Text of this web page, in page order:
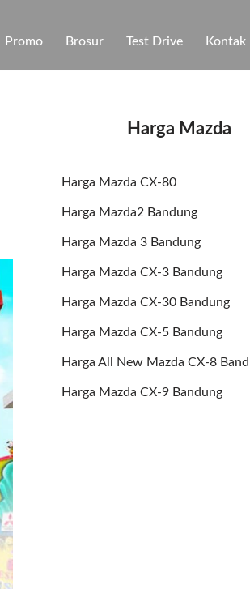
Promo Brosur Test Drive Kontak
Harga Mazda
Harga Mazda CX-80
Harga Mazda2 Bandung
Harga Mazda 3 Bandung
Harga Mazda CX-3 Bandung
Harga Mazda CX-30 Bandung
Harga Mazda CX-5 Bandung
Harga All New Mazda CX-8
Harga Mazda CX-9 Bandung